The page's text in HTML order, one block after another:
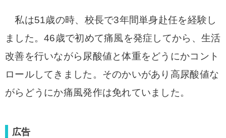
私は51歳の時、校長で3年間単身赴任を経験し
ました。46歳で初めて痛風を発症してから、生活
改善を行いながら尿酸値と体重をどうにかコント
ロールしてきました。そのかいがあり高尿酸値な
がらどうにか痛風発作は免れていました。
広告